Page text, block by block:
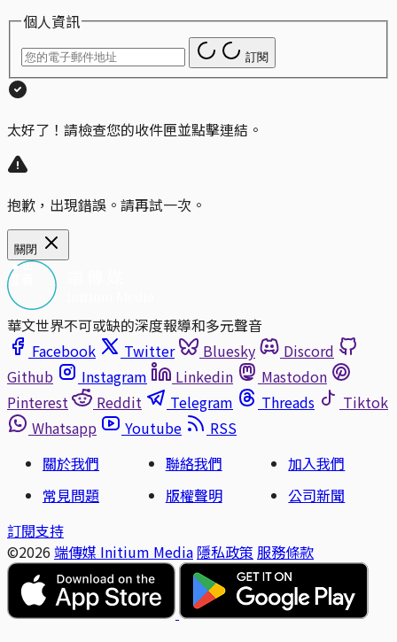
個人資訊
訂閱
太好了！請檢查您的收件匣並點擊連結。
抱歉，出現錯誤。請再試一次。
關閉
華文世界不可或缺的深度報導和多元聲音
Facebook
Twitter Bluesky
Discord
Github
Instagram Linkedin
Mastodon
Pinterest
Reddit Telegram Threads
Tiktok
Whatsapp
Youtube
RSS
關於我們
聯絡我們
加入我們
常見問題
版權聲明
公司新聞
訂閱支持
©2026 端傳媒 Initium Media 隱私政策 服務條款